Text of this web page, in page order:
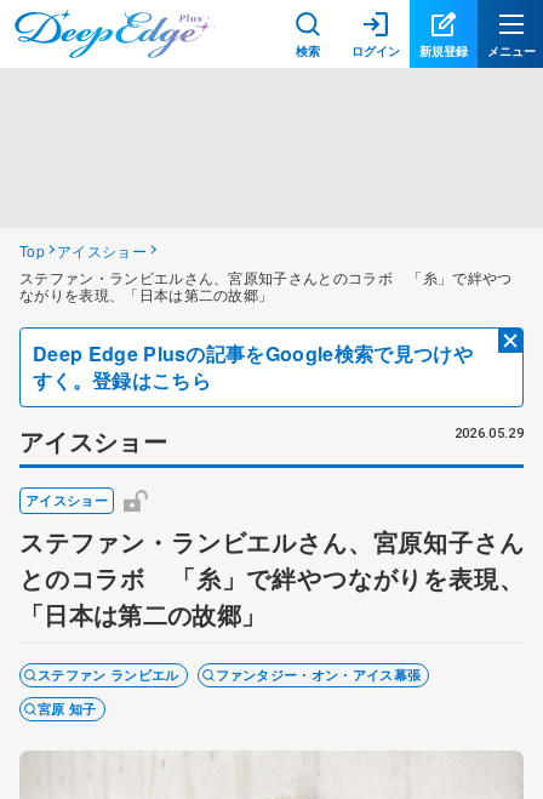
検索 ログイン 新規登録 メニュー
Top
アイスショー
ステファン・ランビエルさん、宮原知子さんとのコラボ 「糸」で絆やつ
ながりを表現、「日本は第二の故郷」
Deep Edge Plusの記事をGoogle検索で見つけや
すく。登録はこちら
アイスショー 2026.05.29
アイスショー
ステファン・ランビエルさん、宮原知子さん
とのコラボ 「糸」で絆やつながりを表現、
「日本は第二の故郷」
ステファン ランビエル
ファンタジー・オン・アイス幕張
宮原 知子